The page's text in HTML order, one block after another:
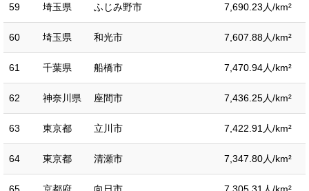
59 埼玉県 ふじみ野市 7,690.23人/km²
60 埼玉県 和光市 7,607.88人/km²
61 千葉県 船橋市 7,470.94人/km²
62 神奈川県 座間市 7,436.25人/km²
63 東京都 立川市 7,422.91人/km²
64 東京都 清瀬市 7,347.80人/km²
65 京都府 向日市 7,305.31人/km²